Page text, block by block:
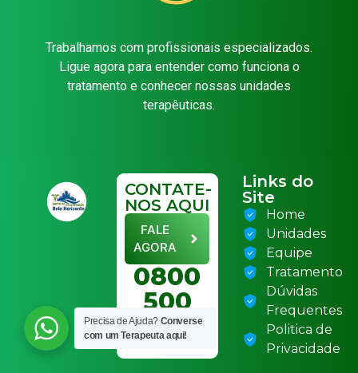
Trabalhamos com profissionais especializados.
Ligue agora para entender como funciona o
tratamento e conhecer nossas unidades
terapêuticas.
CONTATE-
NOS AQUI
FALE
AGORA
0800
500
6070
Links do
Site
Home
Unidades
Equipe
Tratamento
Dúvidas
Frequentes
Politica de
Privacidade
Precisa de Ajuda? Converse
com um Terapeuta aqui!